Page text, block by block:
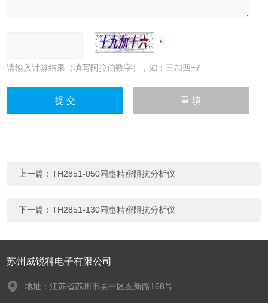
请输入计算结果（填写阿拉伯数字），如：三加四=7
上一篇：TH2851-050同惠精密阻抗分析仪
下一篇：TH2851-130同惠精密阻抗分析仪
苏州威锐科电子有限公司
地址：江苏省苏州市吴中区友新路168号